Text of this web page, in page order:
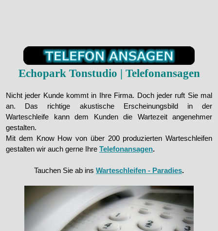
Echopark Tonstudio | Telefonansagen
Nicht jeder Kunde kommt in Ihre Firma. Doch jeder ruft Sie mal
an. Das richtige akustische Erscheinungsbild in der
Warteschleife kann dem Kunden die Wartezeit angenehmer
gestalten.
Mit dem Know How von über 200 produzierten Warteschleifen
gestalten wir auch gerne Ihre Telefonansagen.
Tauchen Sie ab ins Warteschleifen - Paradies.